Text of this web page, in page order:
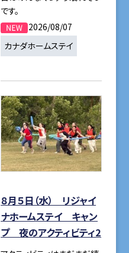
です。
2026/08/07
カナダホームステイ
８月５日（水） リジャイ
ナホームステイ キャン
プ 夜のアクティビティ2